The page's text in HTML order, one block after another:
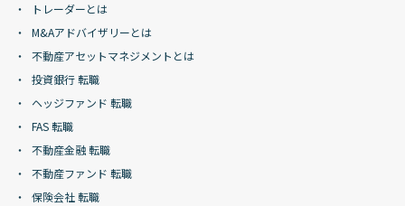
トレーダーとは
M&Aアドバイザリーとは
不動産アセットマネジメントとは
投資銀行 転職
ヘッジファンド 転職
FAS 転職
不動産金融 転職
不動産ファンド 転職
保険会社 転職